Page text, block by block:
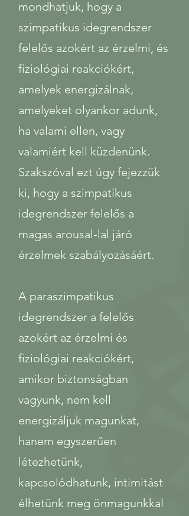
mondhatjuk, hogy a
szimpatikus idegrendszer
felelős azokért az érzelmi, és
fiziológiai reakciókért,
amelyek energizálnak,
amelyeket olyankor adunk,
ha valami ellen, vagy
valamiért kell küzdenünk.
Szakszóval ezt úgy fejezzük
ki, hogy a szimpatikus
idegrendszer felelős a
magas arousal-lal járó
érzelmek szabályozásáért.
A paraszimpatikus
idegrendszer a felelős
azokért az érzelmi és
fiziológiai reakciókért,
amikor biztonságban
vagyunk, nem kell
energizáljuk magunkat,
hanem egyszerűen
létezhetünk,
kapcsolódhatunk, intimitást
élhetünk meg önmagunkkal